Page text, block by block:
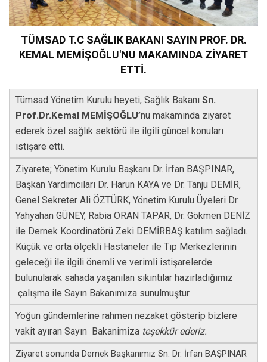
TÜMSAD T.C SAĞLIK BAKANI SAYIN PROF. DR.
KEMAL MEMİŞOĞLU'NU MAKAMINDA ZİYARET
ETTİ.
Tümsad Yönetim Kurulu heyeti, Sağlık Bakanı Sn.
Prof.Dr.Kemal MEMİŞOĞLU’nu makamında ziyaret
ederek özel sağlık sektörü ile ilgili güncel konuları
istişare etti.
Ziyarete; Yönetim Kurulu Başkanı Dr. İrfan BAŞPINAR,
Başkan Yardımcıları Dr. Harun KAYA ve Dr. Tanju DEMİR,
Genel Sekreter Ali ÖZTÜRK, Yönetim Kurulu Üyeleri Dr.
Yahyahan GÜNEY, Rabia ORAN TAPAR, Dr. Gökmen DENİZ
ile Dernek Koordinatörü Zeki DEMİRBAŞ katılım sağladı.
Küçük ve orta ölçekli Hastaneler ile Tıp Merkezlerinin
geleceği ile ilgili önemli ve verimli istişarelerde
bulunularak sahada yaşanılan sıkıntılar hazirladığımız
çalışma ile Sayın Bakanımıza sunulmuştur.
Yoğun gündemlerine rahmen nezaket gösterip bizlere
vakit ayıran Sayın Bakanimiza teşekkür ederiz.
Ziyaret sonunda Dernek Başkanımız Sn. Dr. İrfan BAŞPINAR